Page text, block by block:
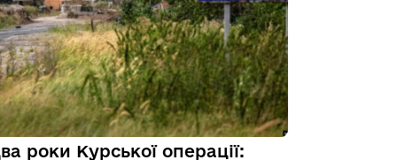
роки Курської операції: